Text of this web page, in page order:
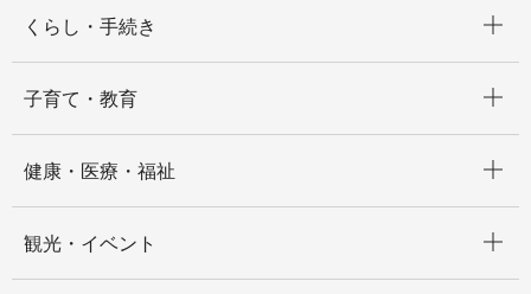
くらし・手続き
子育て・教育
健康・医療・福祉
観光・イベント